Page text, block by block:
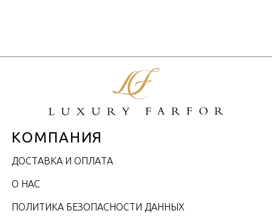
КОМПАНИЯ
ДОСТАВКА И ОПЛАТА
О НАС
ПОЛИТИКА БЕЗОПАСНОСТИ ДАННЫХ